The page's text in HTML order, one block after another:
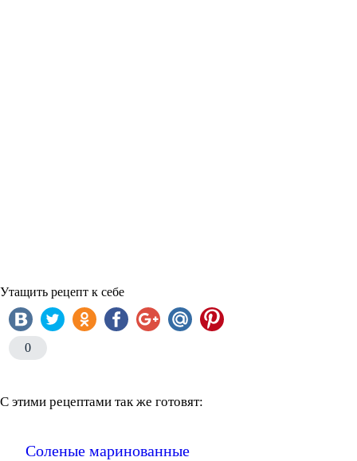
Утащить рецепт к себе
0
С этими рецептами так же готовят:
Соленые маринованные